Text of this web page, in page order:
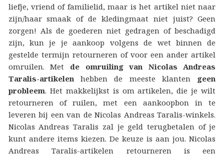
liefje, vriend of familielid, maar is het artikel niet naar
zijn/haar smaak of de kledingmaat niet juist? Geen
zorgen! Als de goederen niet gedragen of beschadigd
zijn, kun je je aankoop volgens de wet binnen de
gestelde termijn retourneren of voor een ander artikel
omruilen. Met de omruiling van Nicolas Andreas
Taralis-artikelenhebben de meeste klanten geen
probleem. Het makkelijkst is om artikelen, die je wilt
retourneren of ruilen, met een aankoopbon in te
leveren bij een van de Nicolas Andreas Taralis-winkels.
Nicolas Andreas Taralis zal je geld terugbetalen of je
kunt andere items kiezen. De keuze is aan jou. Nicolas
Andreas Taralis-artikelen retourneren is een